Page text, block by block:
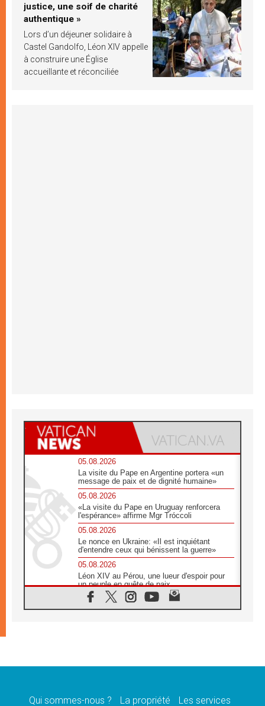
justice, une soif de charité
authentique »
Lors d’un déjeuner solidaire à
Castel Gandolfo, Léon XIV appelle
à construire une Église
accueillante et réconciliée
05.08.2026
La visite du Pape en Argentine portera «un
message de paix et de dignité humaine»
05.08.2026
«La visite du Pape en Uruguay renforcera
l'espérance» affirme Mgr Tróccoli
05.08.2026
Le nonce en Ukraine: «Il est inquiétant
d'entendre ceux qui bénissent la guerre»
05.08.2026
Léon XIV au Pérou, une lueur d'espoir pour
un peuple en quête de paix
05.08.2026
SCEAM: L'Église en Afrique vers
en Argentine et au Pérou
Qui sommes-nous ? La propriété Les services